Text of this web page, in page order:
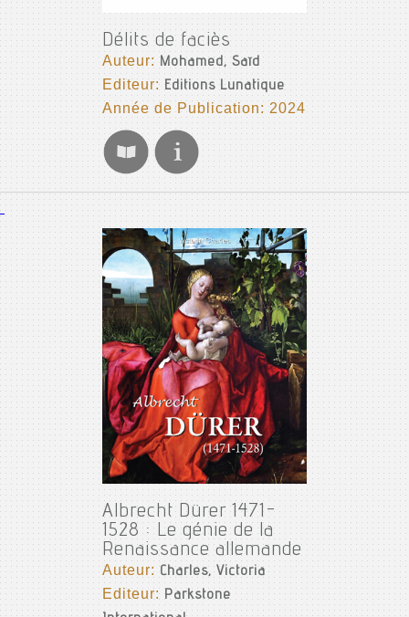
Délits de faciès
Auteur:Mohamed, Saïd
Editeur: Editions Lunatique
Année de Publication: 2024
Albrecht Dürer 1471-
1528 : Le génie de la
Renaissance allemande
Auteur:Charles, Victoria
Editeur: Parkstone